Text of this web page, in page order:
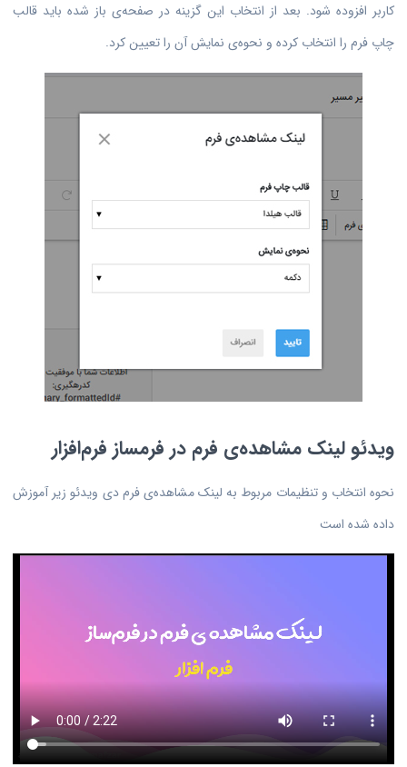
کاربر افزوده شود. بعد از انتخاب این گزینه در صفحه‌ی باز شده باید قالب
چاپ فرم را انتخاب کرده و نحوه‌ی نمایش آن را تعیین کرد.
ویدئو لینک مشاهده‌ی فرم در فرمساز فرم‌افزار
نحوه انتخاب و تنظیمات مربوط به لینک مشاهده‌ی فرم دی ویدئو زیر آموزش
داده شده است